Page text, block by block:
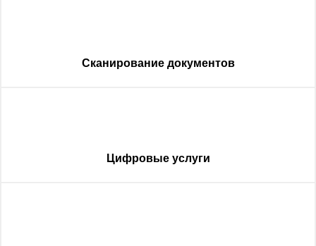
Сканирование документов
Цифровые услуги